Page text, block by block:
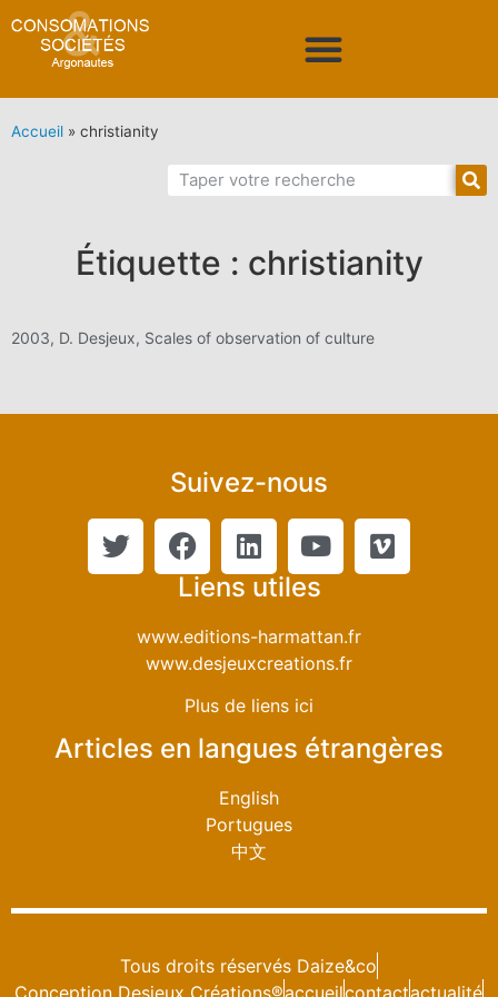
Accueil » christianity
Étiquette : christianity
2003, D. Desjeux, Scales of observation of culture
Suivez-nous
Liens utiles
www.editions-harmattan.fr
www.desjeuxcreations.fr
Plus de liens ici
Articles en langues étrangères
English
Portugues
中文
Tous droits réservés Daize&co
Conception Desjeux Créations®accueilcontactactualité